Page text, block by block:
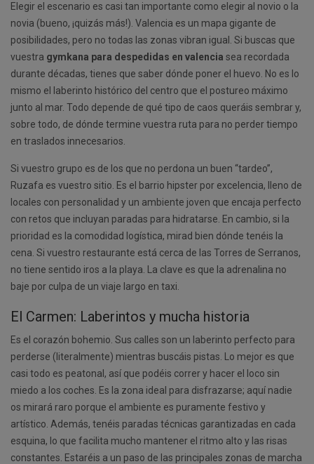
Elegir el escenario es casi tan importante como elegir al novio o la
novia (bueno, ¡quizás más!). Valencia es un mapa gigante de
posibilidades, pero no todas las zonas vibran igual. Si buscas que
vuestra gymkana para despedidas en valencia sea recordada
durante décadas, tienes que saber dónde poner el huevo. No es lo
mismo el laberinto histórico del centro que el postureo máximo
junto al mar. Todo depende de qué tipo de caos queráis sembrar y,
sobre todo, de dónde termine vuestra ruta para no perder tiempo
en traslados innecesarios.
Si vuestro grupo es de los que no perdona un buen “tardeo”,
Ruzafa es vuestro sitio. Es el barrio hipster por excelencia, lleno de
locales con personalidad y un ambiente joven que encaja perfecto
con retos que incluyan paradas para hidratarse. En cambio, si la
prioridad es la comodidad logística, mirad bien dónde tenéis la
cena. Si vuestro restaurante está cerca de las Torres de Serranos,
no tiene sentido iros a la playa. La clave es que la adrenalina no
baje por culpa de un viaje largo en taxi.
El Carmen: Laberintos y mucha historia
Es el corazón bohemio. Sus calles son un laberinto perfecto para
perderse (literalmente) mientras buscáis pistas. Lo mejor es que
casi todo es peatonal, así que podéis correr y hacer el loco sin
miedo a los coches. Es la zona ideal para disfrazarse; aquí nadie
os mirará raro porque el ambiente es puramente festivo y
artístico. Además, tenéis paradas técnicas garantizadas en cada
esquina, lo que facilita mucho mantener el ritmo alto y las risas
constantes. Estaréis a un paso de las principales zonas de marcha